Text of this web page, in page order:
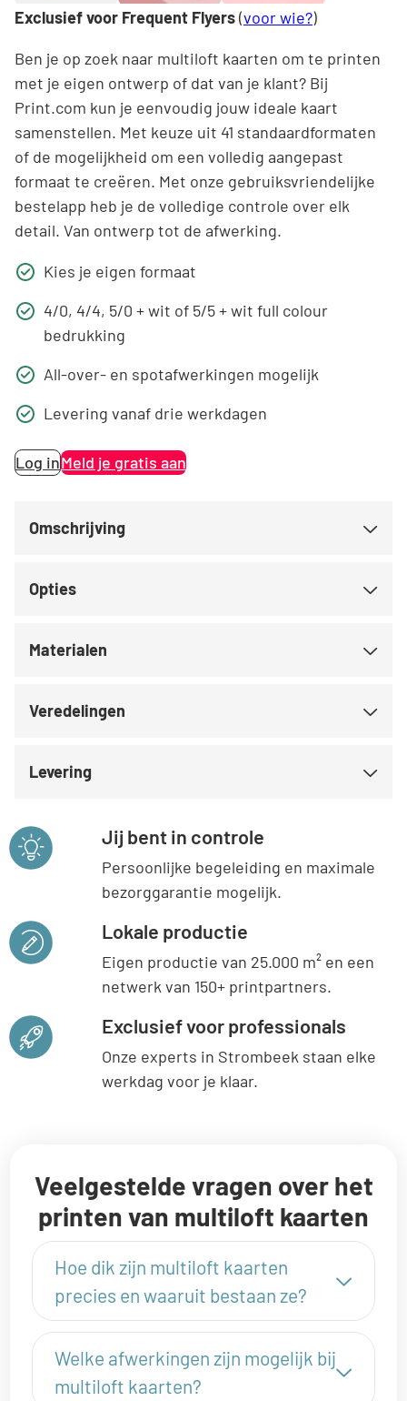
Exclusief voor Frequent Flyers(voor wie?)
Ben je op zoek naar multiloft kaarten om te printen
met je eigen ontwerp of dat van je klant? Bij
Print.com kun je eenvoudig jouw ideale kaart
samenstellen. Met keuze uit 41 standaardformaten
of de mogelijkheid om een volledig aangepast
formaat te creëren. Met onze gebruiksvriendelijke
bestelapp heb je de volledige controle over elk
detail. Van ontwerp tot de afwerking.
Kies je eigen formaat
4/0, 4/4, 5/0 + wit of 5/5 + wit full colour
bedrukking
All-over- en spotafwerkingen mogelijk
Levering vanaf drie werkdagen
Log inMeld je gratis aan
Omschrijving
Opties
Materialen
Veredelingen
Levering
Jij bent in controle
Persoonlijke begeleiding en maximale
bezorggarantie mogelijk.
Lokale productie
Eigen productie van 25.000 m² en een
netwerk van 150+ printpartners.
Exclusief voor professionals
Onze experts in Strombeek staan elke
werkdag voor je klaar.
Veelgestelde vragen over het
printen van multiloft kaarten
Hoe dik zijn multiloft kaarten
precies en waaruit bestaan ze?
Welke afwerkingen zijn mogelijk bij
multiloft kaarten?